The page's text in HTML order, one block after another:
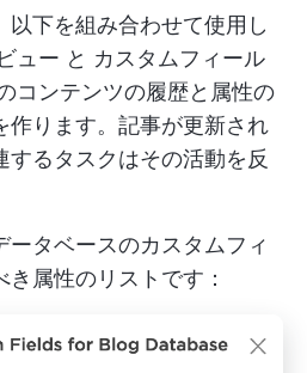
以下を組み合わせて使用し
ュー と カスタムフィール
コンテンツの履歴と属性の
作ります。記事が更新され
するタスクはその活動を反
ータベースのカスタムフィ
属性のリストです：